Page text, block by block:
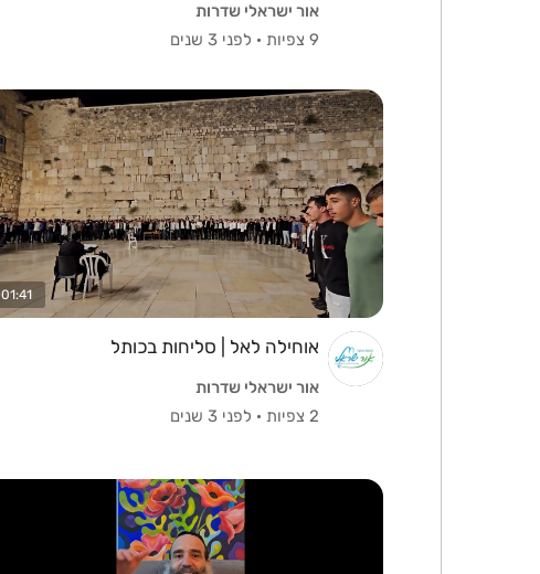
אור ישראלי שדרות
9 צפיות
· לפני 3 שנים
01:41
אוחילה לאל | סליחות בכותל
אור ישראלי שדרות
2 צפיות
· לפני 3 שנים